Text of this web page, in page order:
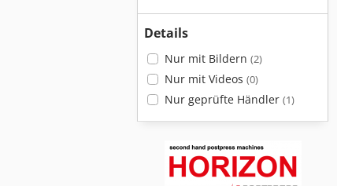
Details
Nur mit Bildern (2)
Nur mit Videos (0)
Nur geprüfte Händler (1)